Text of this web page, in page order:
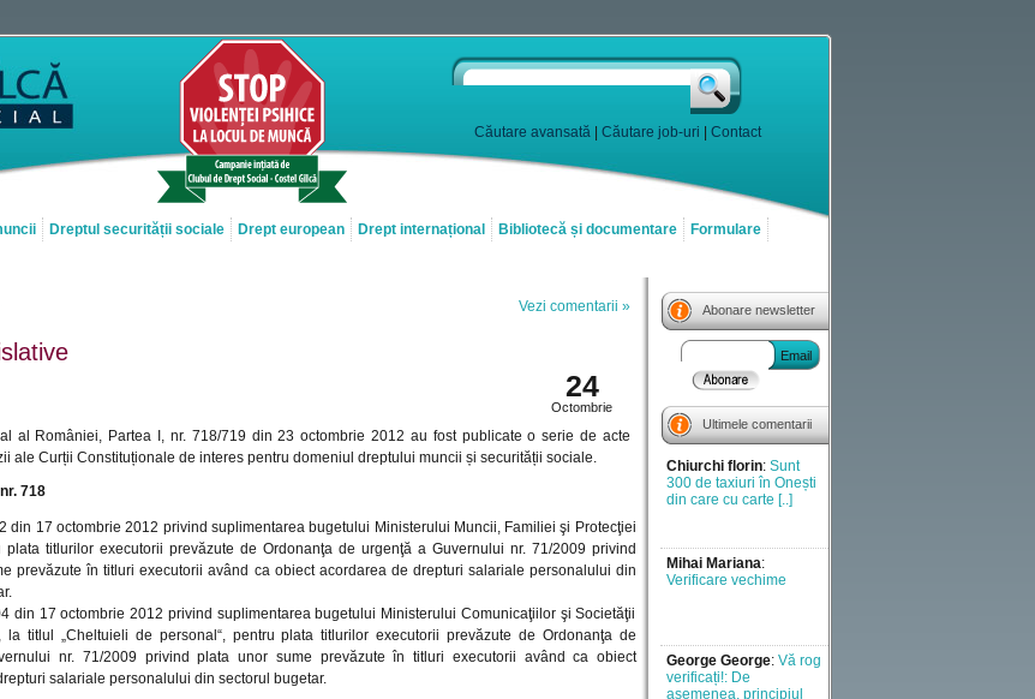
Căutare avansată Căutare job-uri Contact
Dreptul securității sociale Drept european Drept internațional Bibliotecă și documentare Formulare
Vezi comentarii »
24
Octombrie
al României, Partea I, nr. 718/719 din 23 octombrie 2012 au fost publicate o serie de acte
ale Curții Constituționale de interes pentru domeniul dreptului muncii și securității sociale.
718
din 17 octombrie 2012 privind suplimentarea bugetului Ministerului Muncii, Familiei şi Protecţiei
plata titlurilor executorii prevăzute de Ordonanţa de urgenţă a Guvernului nr. 71/2009 privind
prevăzute în titluri executorii având ca obiect acordarea de drepturi salariale personalului din
din 17 octombrie 2012 privind suplimentarea bugetului Ministerului Comunicaţiilor şi Societăţii
la titlul „Cheltuieli de personal“, pentru plata titlurilor executorii prevăzute de Ordonanţa de
nr. 71/2009 privind plata unor sume prevăzute în titluri executorii având ca obiect
salariale personalului din sectorul bugetar.
Abonare newsletter
Email
Ultimele comentarii
Chiurchi florin:Sunt
300 de taxiuri în Onești
din care cu carte [..]
Verificare vechime
verificați!: De
asemenea, principiul
executării cu bună